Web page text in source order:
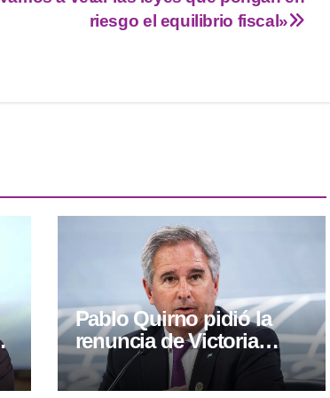
riesgo el equilibrio fiscal»
Pablo Quirno pidió la
renuncia de Victoria
Villarruel: “Que dé un
paso al costado”